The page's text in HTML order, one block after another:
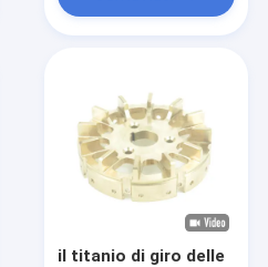
il titanio di giro delle